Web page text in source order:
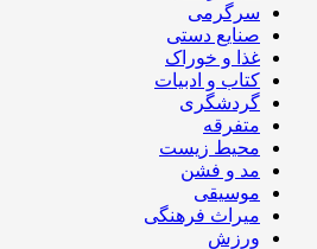
سرگرمی
صنایع دستی
غذا و خوراک
کتاب و ادبیات
گردشگری
متفرقه
محیط زیست
مد و فشن
موسیقی
میراث فرهنگی
ورزش